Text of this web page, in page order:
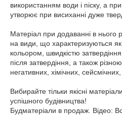
використанням води і піску, а
утворює при висиханні дуже
Матеріал при додаванні в нього
на види, що характеризуються як
кольором, швидкістю
після затвердіння, а також
негативних, хімічних,
Вибирайте тільки якісні
успішного будівництва!
Будматеріали в продаж. Відео: